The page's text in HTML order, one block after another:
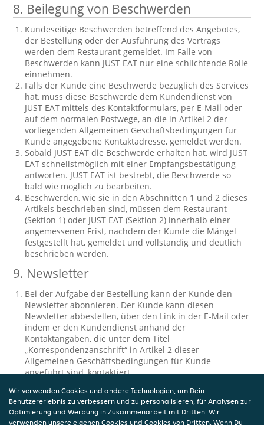
8. Beilegung von Beschwerden
Kundeseitige Beschwerden betreffend des Angebotes,
der Bestellung oder der Ausführung des Vertrags
werden dem Restaurant gemeldet. Im Falle von
Beschwerden kann JUST EAT nur eine schlichtende Rolle
einnehmen.
Falls der Kunde eine Beschwerde bezüglich des Services
hat, muss diese Beschwerde dem Kundendienst von
JUST EAT mittels des Kontaktformulars, per E-Mail oder
auf dem normalen Postwege, an die in Artikel 2 der
vorliegenden Allgemeinen Geschäftsbedingungen für
Kunde angegebene Kontaktadresse, gemeldet werden.
Sobald JUST EAT die Beschwerde erhalten hat, wird JUST
EAT schnellstmöglich mit einer Empfangsbestätigung
antworten. JUST EAT ist bestrebt, die Beschwerde so
bald wie möglich zu bearbeiten.
Beschwerden, wie sie in den Abschnitten 1 und 2 dieses
Artikels beschrieben sind, müssen dem Restaurant
(Sektion 1) oder JUST EAT (Sektion 2) innerhalb einer
angemessenen Frist, nachdem der Kunde die Mängel
festgestellt hat, gemeldet und vollständig und deutlich
beschrieben werden.
9. Newsletter
Bei der Aufgabe der Bestellung kann der Kunde den
Newsletter abonnieren. Der Kunde kann diesen
Newsletter abbestellen, über den Link in der E-Mail oder
indem er den Kundendienst anhand der
Kontaktangaben, die unter dem Titel
„Korrespondenzanschrift“ in Artikel 2 dieser
Allgemeinen Geschäftsbedingungen für Kunde
angeführt sind, kontaktiert.
10.Einsichtnahme und Berichtigung der
gespeicherten personenbezogenen
Wir verwenden Cookies und andere Technologien, um Dein
Benutzererlebnis zu verbessern und zu personalisieren, für Analysen zur
Optimierung und Werbung in Zusammenarbeit mit Dritten. Wir
verwenden unsere eigenen Cookies und Cookies von Dritten. Wenn Du